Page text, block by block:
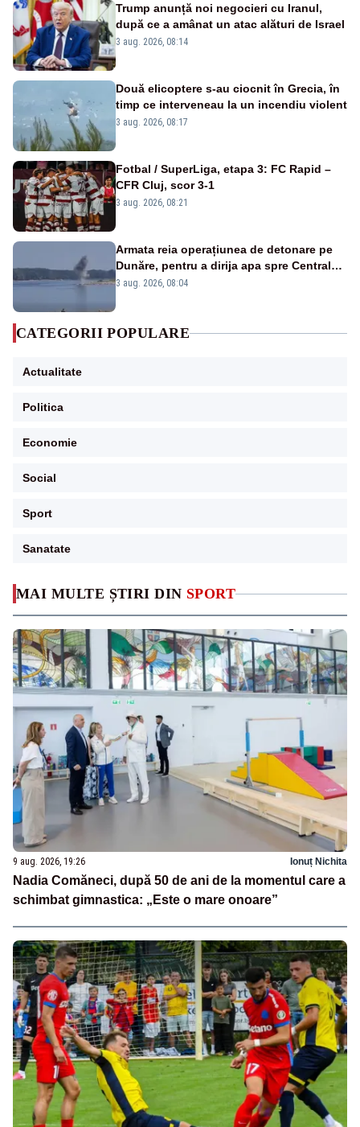
MAI MULTE ȘTIRI DIN SPORT
9 aug. 2026, 19:26 Ionuț Nichita
Nadia Comăneci, după 50 de ani de la momentul care a
schimbat gimnastica: „Este o mare onoare”
Trump anunță noi negocieri cu Iranul,
după ce a amânat un atac alături de Israel
3 aug. 2026, 08:14
Două elicoptere s-au ciocnit în Grecia, în
timp ce interveneau la un incendiu violent
3 aug. 2026, 08:17
Fotbal / SuperLiga, etapa 3: FC Rapid –
CFR Cluj, scor 3-1
3 aug. 2026, 08:21
Armata reia operațiunea de detonare pe
Dunăre, pentru a dirija apa spre Centrala
Cernavodă
3 aug. 2026, 08:04
CATEGORII POPULARE
Actualitate
Politica
Economie
Social
Sport
Sanatate